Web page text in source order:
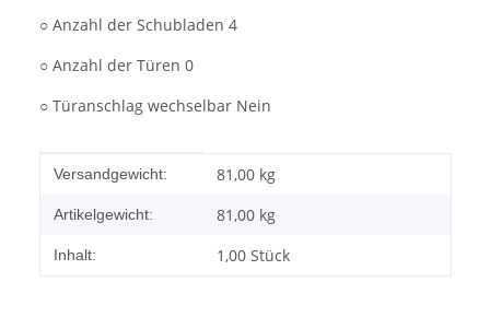
○ Anzahl der Schubladen 4
○ Anzahl der Türen 0
○ Türanschlag wechselbar Nein
Produkteigenschaft
Wert
Versandgewicht: 81,00 kg
Artikelgewicht: 81,00 kg
Inhalt: 1,00 Stück